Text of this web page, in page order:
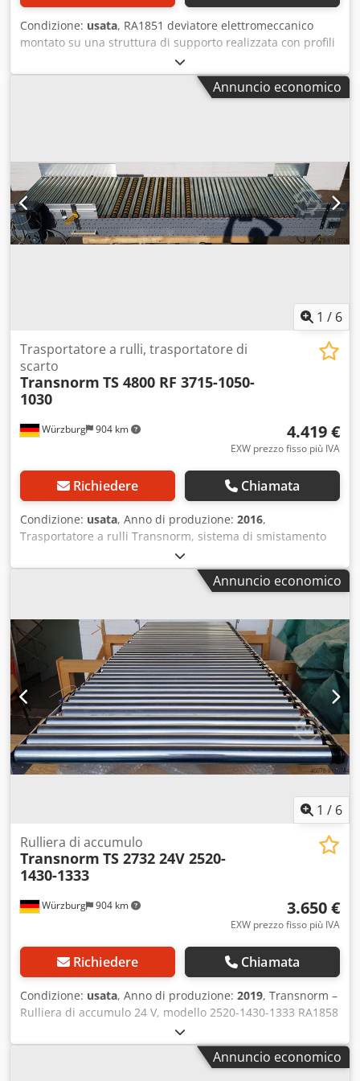
Condizione: usata, RA1851 deviatore elettromeccanico
montato su una struttura di supporto realizzata con profili
in alluminio Funzione: deviazione del materiale trasportato
in arrivo di 90° rispetto alla direzione di trasporto Csdpsk
Abhdjfx Alyjrf Produttore: Transnorm Dimensioni esterne
mm, L = 650 mm Peso totale: 108 kg Per una consulenza
personalizzata e professionale, non esitate a contattarci.
Potete contattarci telefonicamente o via e-mail. Saremo
lieti di assistervi nella pianificazione e
nell'implementazione dei vostri progetti. Attendiamo con
piacere di ricevere vostre notizie. Cordiali saluti Il vostro
Annuncio economico
1 / 6
Würzburg 904 km
Trasportatore a rulli, trasportatore di
scarto
Transnorm TS 4800 RF 3715-1050-
1030
4.419 €
EXW prezzo fisso più IVA
Richiedere Chiamata
Condizione: usata, Anno di produzione: 2016,
Trasportatore a rulli Transnorm, sistema di smistamento
3715-1050-1030 RA1854 Produttore: Transnorm Larghezza
rulli (LR): 1030, rulli in acciaio Larghezza nominale/esterna
(LN): 1050 mm Lunghezza: 3715 mm Altezza telaio: 250 mm
entrambi i lati 7 file di rulli di smistamento azionabili
individualmente Motore MOVI-Mot 3x300-500V 1,5 kW
Velocità di trasporto: regolabile liberamente tramite
inverter di frequenza Contenuto della fornitura: senza
supporti (in caso di necessità, si prega di richiedere) Per
una consulenza personalizzata e professionale, non esitate
a contattarci. Potete contattarci telefonicamente o via e-
mail. Saremo lieti di assistervi nella pianificazione e
nell'implementazione dei vostri progetti. Attendiamo con
piacere vostre notizie. Codpfxok Abhho Alyjrf Cordiali
Annuncio economico
1 / 6
Würzburg 904 km
Rulliera di accumulo
Transnorm TS 2732 24V 2520-
1430-1333
3.650 €
EXW prezzo fisso più IVA
Richiedere Chiamata
Condizione: usata, Anno di produzione: 2019, Transnorm –
Rulliera di accumulo 24 V, modello 2520-1430-1333 RA1858
Produttore: Transnorm Direzione di marcia: entrambe le
direzioni Larghezza dei rulli (LR): 1333 mm Larghezza
nominale/esterna (LNE): 1430 mm Lunghezza: 2520 mm
Annuncio economico